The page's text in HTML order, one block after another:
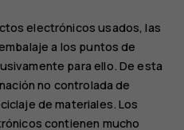
electrónicos usados, las
a los puntos de
para ello. De esta
no controlada de
de materiales. Los
contienen mucho